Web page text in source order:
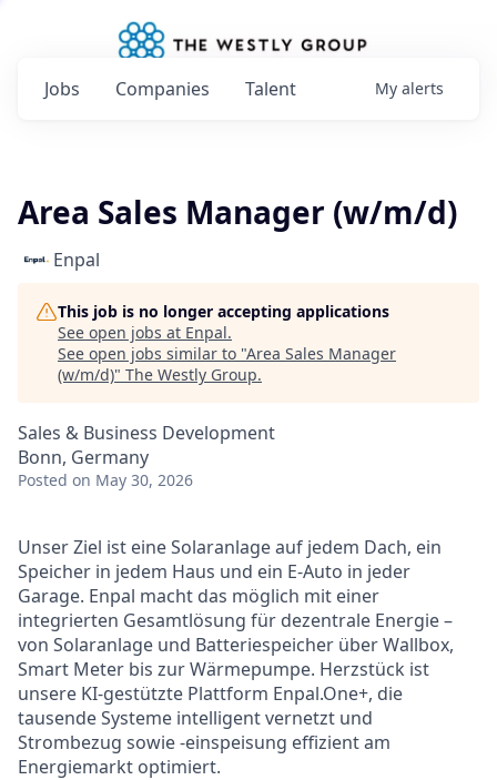
Jobs Companies Talent My alerts
Area Sales Manager (w/m/d)
Enpal
This job is no longer accepting applications
See open jobs at Enpal.
See open jobs similar to "Area Sales Manager
(w/m/d)" The Westly Group.
Sales & Business Development
Bonn, Germany
Posted on May 30, 2026
Unser Ziel ist eine Solaranlage auf jedem Dach, ein
Speicher in jedem Haus und ein E-Auto in jeder
Garage. Enpal macht das möglich mit einer
integrierten Gesamtlösung für dezentrale Energie –
von Solaranlage und Batteriespeicher über Wallbox,
Smart Meter bis zur Wärmepumpe. Herzstück ist
unsere KI-gestützte Plattform Enpal.One+, die
tausende Systeme intelligent vernetzt und
Strombezug sowie -einspeisung effizient am
Energiemarkt optimiert.